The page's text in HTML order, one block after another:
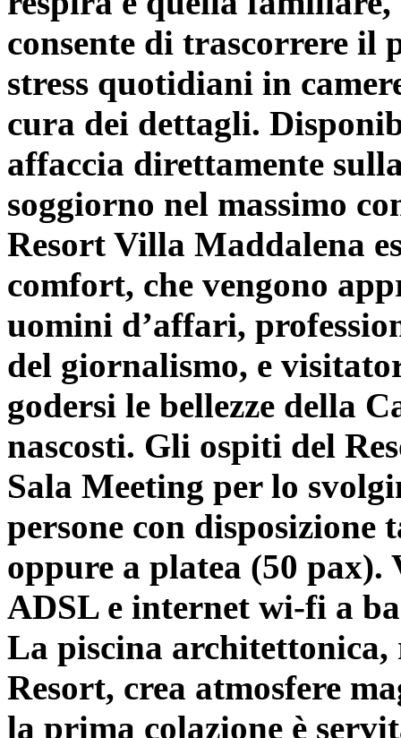
consente di trascorrere
stress quotidiani in
cura dei dettagli.
affaccia direttamente
soggiorno nel massimo
Resort Villa Maddalena
comfort, che vengono
uomini d’affari,
del giornalismo, e
godersi le bellezze della
nascosti. Gli ospiti del
Sala Meeting per lo
persone con
oppure a platea (50 pax).
ADSL e internet wi-fi a
La piscina
Resort, crea atmosfere
la prima colazione è